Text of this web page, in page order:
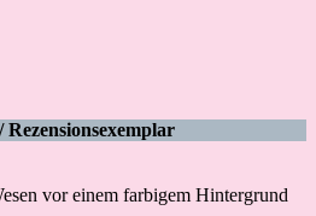
Rezensionsexemplar